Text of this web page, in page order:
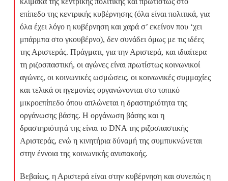
επίπεδο της κεντρικής κυβέρνησης (όλα είναι πολιτικά, για
όλα έχει λόγο η κυβέρνηση και χαρά σ’ εκείνον που ‘χει
μπάρμπα στο γκουβέρνο), δεν συνάδει όμως με τις ιδέες
της Αριστεράς. Πράγματι, για την Αριστερά, και ιδιαίτερα
τη ριζοσπαστική, οι αγώνες είναι πρωτίστως κοινωνικοί
αγώνες, οι κοινωνικές ωσμώσεις, οι κοινωνικές συμμαχίες
και τελικά οι ηγεμονίες οργανώνονται στο τοπικό
μικροεπίπεδο όπου απλώνεται η δραστηριότητα της
οργάνωσης βάσης. Η οργάνωση βάσης και η
δραστηριότητά της είναι το DNA της ριζοσπαστικής
Αριστεράς, ενώ η κινητήρια δύναμή της συμπυκνώνεται
στην έννοια της κοινωνικής ανυπακοής.
Βεβαίως, η Αριστερά είναι στην κυβέρνηση και συνεπώς η